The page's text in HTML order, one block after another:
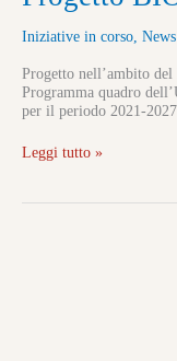
Iniziative in corso News
Progetto nell’ambito
Programma quadro
per il periodo 2021-
Leggi tutto »